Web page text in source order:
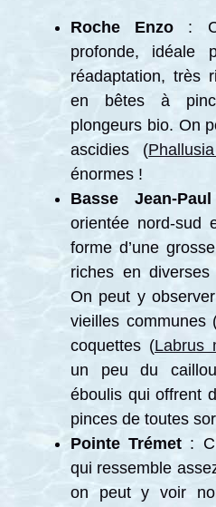
Roche Enzo :
profonde, idéale
réadaptation, très
en bêtes à
plongeurs bio. On
ascidies (
énormes !
Basse Jean-Paul
orientée nord-sud
forme d’une
riches en
On peut y
vieilles communes
coquettes (Labrus
un peu du
éboulis qui offrent
pinces de toutes
Pointe Trémet :
qui ressemble
on peut y voir